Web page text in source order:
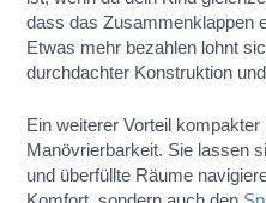
dass das Zusammenklappen
Etwas mehr bezahlen lohnt
durchdachter Konstruktion
Ein weiterer Vorteil
Manövrierbarkeit. Sie lassen
und überfüllte Räume